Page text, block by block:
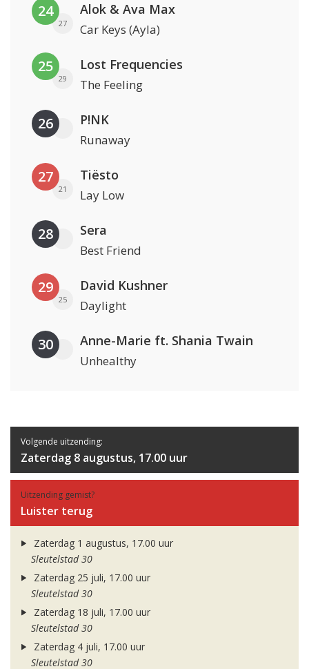
24
27
Alok & Ava Max
Car Keys (Ayla)
25
29
Lost Frequencies
The Feeling
26 P!NK
Runaway
27
21
Tiësto
Lay Low
28 Sera
Best Friend
29
25
David Kushner
Daylight
30 Anne-Marie ft. Shania Twain
Unhealthy
Volgende uitzending:
Zaterdag 8 augustus, 17.00 uur
Uitzending gemist?
Luister terug
Zaterdag 1 augustus, 17.00 uur
Sleutelstad 30
Zaterdag 25 juli, 17.00 uur
Sleutelstad 30
Zaterdag 18 juli, 17.00 uur
Sleutelstad 30
Zaterdag 4 juli, 17.00 uur
Sleutelstad 30